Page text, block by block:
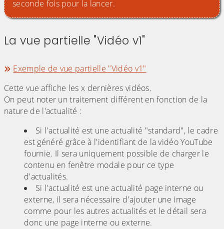
seconde fois pour la lancer.
La vue partielle "Vidéo v1"
Exemple de vue partielle "Vidéo v1"
Cette vue affiche les x dernières vidéos.
On peut noter un traitement différent en fonction de la
nature de l'actualité :
Si l'actualité est une actualité "standard", le cadre
est généré grâce à l'identifiant de la vidéo YouTube
fournie. Il sera uniquement possible de charger le
contenu en fenêtre modale pour ce type
d'actualités.
Si l'actualité est une actualité page interne ou
externe, il sera nécessaire d'ajouter une image
comme pour les autres actualités et le détail sera
donc une page interne ou externe.